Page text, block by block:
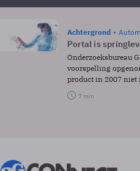
Achtergrond
Portal is
Onderzoeksbureau
voorspelling
product in 2007 niet
7 min